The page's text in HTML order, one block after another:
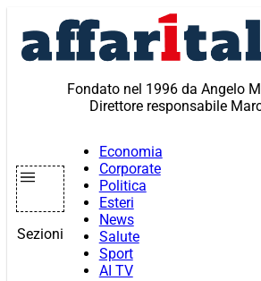
contenuto
Fondato nel 1996 da Angelo
Direttore responsabile
Sezioni
Economia
Corporate
Politica
Esteri
News
Salute
Sport
AI TV